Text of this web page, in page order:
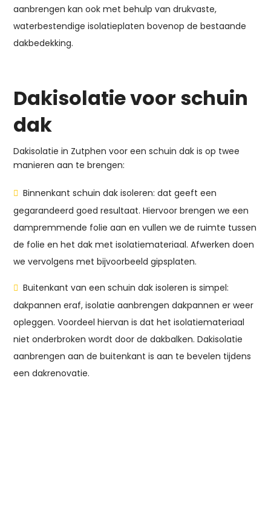
aanbrengen kan ook met behulp van drukvaste,
waterbestendige isolatieplaten bovenop de bestaande
dakbedekking.
Dakisolatie voor schuin
dak
Dakisolatie in Zutphen voor een schuin dak is op twee
manieren aan te brengen:
Binnenkant schuin dak isoleren: dat geeft een
gegarandeerd goed resultaat. Hiervoor brengen we een
dampremmende folie aan en vullen we de ruimte tussen
de folie en het dak met isolatiemateriaal. Afwerken doen
we vervolgens met bijvoorbeeld gipsplaten.
Buitenkant van een schuin dak isoleren is simpel:
dakpannen eraf, isolatie aanbrengen dakpannen er weer
opleggen. Voordeel hiervan is dat het isolatiemateriaal
niet onderbroken wordt door de dakbalken. Dakisolatie
aanbrengen aan de buitenkant is aan te bevelen tijdens
een dakrenovatie.